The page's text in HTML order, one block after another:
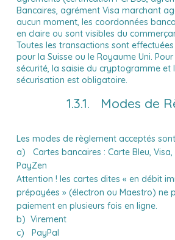
Bancaires, agrément Visa marchant
aucun moment, les coordonnées
en claire ou sont visibles du
Toutes les transactions sont
pour la Suisse ou le Royaume Uni.
sécurité, la saisie du cryptogramme et
sécurisation est obligatoire.
1.3.1. Modes de
Les modes de règlement acceptés
a) Cartes bancaires : Carte Bleu,
PayZen
Attention ! les cartes dites « en débit
prépayées » (électron ou Maestro) ne
paiement en plusieurs fois en ligne.
b) Virement
c) PayPal